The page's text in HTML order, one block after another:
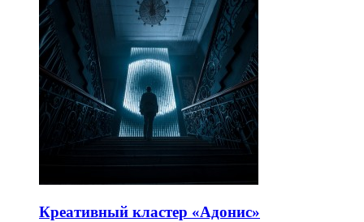
Креативный кластер «Адонис»